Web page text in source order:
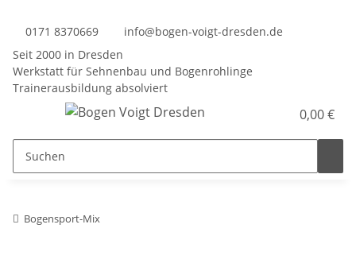
0171 8370669
info@bogen-voigt-dresden.de
Seit 2000 in Dresden
Werkstatt für Sehnenbau und Bogenrohlinge
Trainerausbildung absolviert
0,00 €
Bogensport-Mix